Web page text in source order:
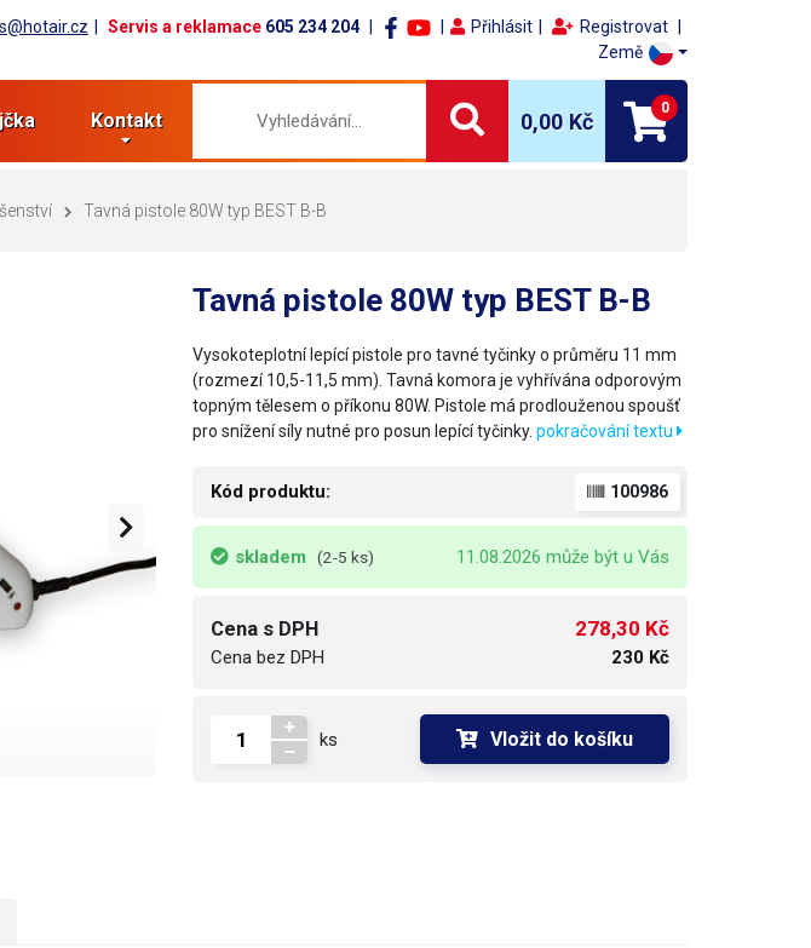
Servis a reklamace 605 234 204 Přihlásit
Registrovat
Země
Kontakt 0,00 Kč
0
Tavná pistole 80W typ BEST B-B
Tavná pistole 80W typ BEST B-B
Vysokoteplotní lepící pistole pro tavné tyčinky o průměru 11 mm
(rozmezí 10,5-11,5 mm). Tavná komora je vyhřívána odporovým
topným tělesem o příkonu 80W. Pistole má prodlouženou spoušť
pro snížení síly nutné pro posun lepící tyčinky.pokračování textu
Kód produktu: 100986
skladem (2-5 ks) 11.08.2026 může být u Vás
Cena s DPH
Cena bez DPH
278,30 Kč
230 Kč
ks Vložit do košíku